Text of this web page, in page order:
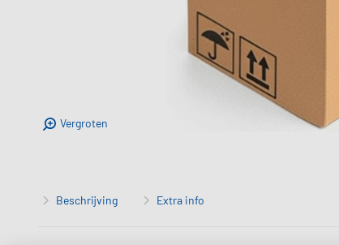
Vergroten
Beschrijving Extra info